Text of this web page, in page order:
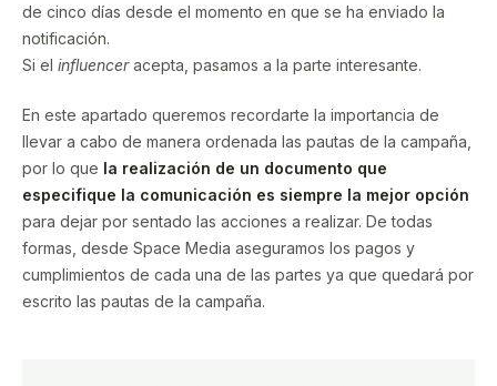
de cinco días desde el momento en que se ha enviado la
notificación.
Si el influenceracepta, pasamos a la parte interesante.
En este apartado queremos recordarte la importancia de
llevar a cabo de manera ordenada las pautas de la campaña,
por lo que la realización de un documento que
especifique la comunicación es siempre la mejor opción
para dejar por sentado las acciones a realizar. De todas
formas, desde Space Media aseguramos los pagos y
cumplimientos de cada una de las partes ya que quedará por
escrito las pautas de la campaña.